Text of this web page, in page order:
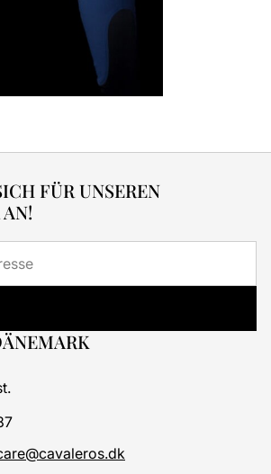
FÜR UNSEREN